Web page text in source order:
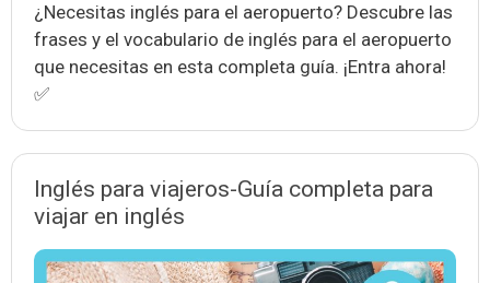
¿Necesitas inglés para el aeropuerto? Descubre las
frases y el vocabulario de inglés para el aeropuerto
que necesitas en esta completa guía. ¡Entra ahora!
✅
Inglés para viajeros-Guía completa para
viajar en inglés